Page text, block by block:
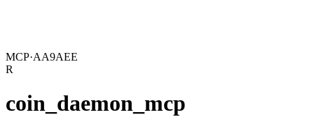
MCP·AA9AEE
R
coin_daemon_mcp